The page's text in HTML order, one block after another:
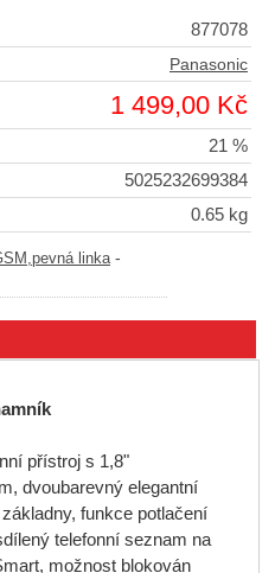
877078
Panasonic
1 499,00 Kč
21 %
5025232699384
0.65 kg
linka-
přístroj s 1,8"
dvoubarevný elegantní
funkce potlačení
telefonní seznam na
možnost blokován